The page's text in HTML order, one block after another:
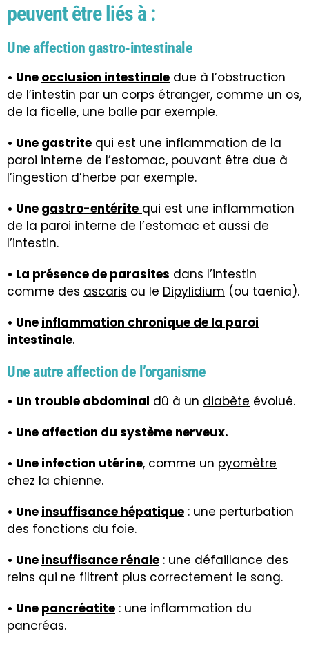
peuvent être liés à :
Une affection gastro-intestinale
• Une occlusion intestinale due à l’obstruction
de l’intestin par un corps étranger, comme un os,
de la ficelle, une balle par exemple.
• Une gastrite qui est une inflammation de la
paroi interne de l’estomac, pouvant être due à
l’ingestion d’herbe par exemple.
• Une gastro-entérite qui est une inflammation
de la paroi interne de l’estomac et aussi de
l’intestin.
• La présence de parasites dans l’intestin
comme des ascaris ou le Dipylidium (ou taenia).
• Une inflammation chronique de la paroi
intestinale.
Une autre affection de l’organisme
• Un trouble abdominal dû à un diabète évolué.
• Une affection du système nerveux.
• Une infection utérine, comme un pyomètre
chez la chienne.
• Une insuffisance hépatique : une perturbation
des fonctions du foie.
• Une insuffisance rénale : une défaillance des
reins qui ne filtrent plus correctement le sang.
• Une pancréatite : une inflammation du
pancréas.